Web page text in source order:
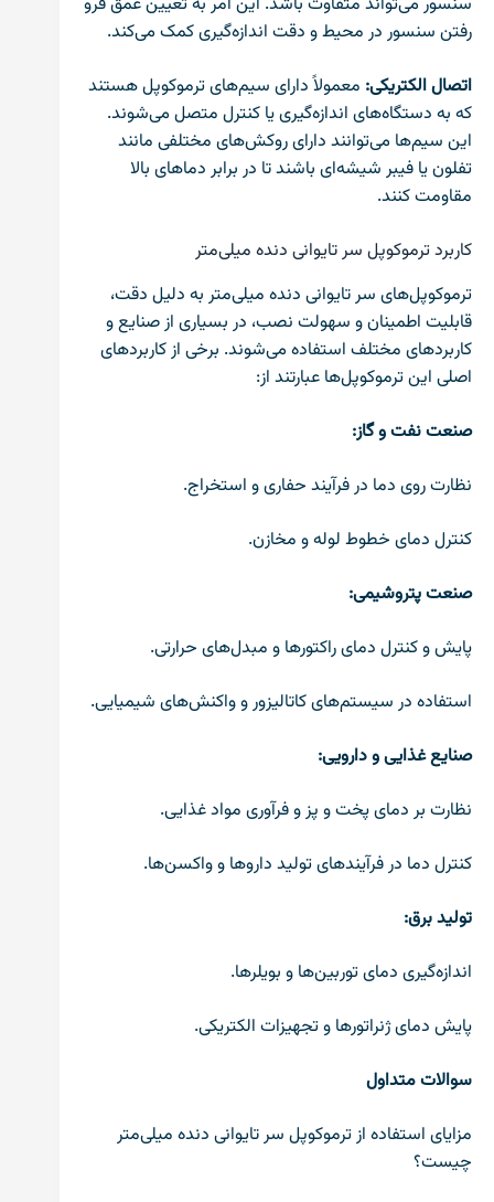
رفتن سنسور در محیط و دقت اندازه‌گیری کمک می‌کند.
اتصال الکتریکی: معمولاً دارای سیم‌های ترموکوپل هستند
که به دستگاه‌های اندازه‌گیری یا کنترل متصل می‌شوند.
این سیم‌ها می‌توانند دارای روکش‌های مختلفی مانند
تفلون یا فیبر شیشه‌ای باشند تا در برابر دماهای بالا
مقاومت کنند.
کاربرد ترموکوپل سر تایوانی دنده میلی‌متر
ترموکوپل‌های سر تایوانی دنده میلی‌متر به دلیل دقت،
قابلیت اطمینان و سهولت نصب، در بسیاری از صنایع و
کاربردهای مختلف استفاده می‌شوند. برخی از کاربردهای
اصلی این ترموکوپل‌ها عبارتند از:
صنعت نفت و گاز:
نظارت روی دما در فرآیند حفاری و استخراج.
کنترل دمای خطوط لوله و مخازن.
صنعت پتروشیمی:
پایش و کنترل دمای راکتورها و مبدل‌های حرارتی.
استفاده در سیستم‌های کاتالیزور و واکنش‌های شیمیایی.
صنایع غذایی و دارویی:
نظارت بر دمای پخت و پز و فرآوری مواد غذایی.
کنترل دما در فرآیندهای تولید داروها و واکسن‌ها.
تولید برق:
اندازه‌گیری دمای توربین‌ها و بویلرها.
پایش دمای ژنراتورها و تجهیزات الکتریکی.
سوالات متداول
مزایای استفاده از ترموکوپل سر تایوانی دنده میلی‌متر
چیست؟